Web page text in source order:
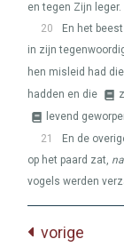
en tegen Zijn leger.
20
En het
in zijn
hen misleid had
hadden en die
levend
21
En de
op het paard zat,
vogels werden
vorige